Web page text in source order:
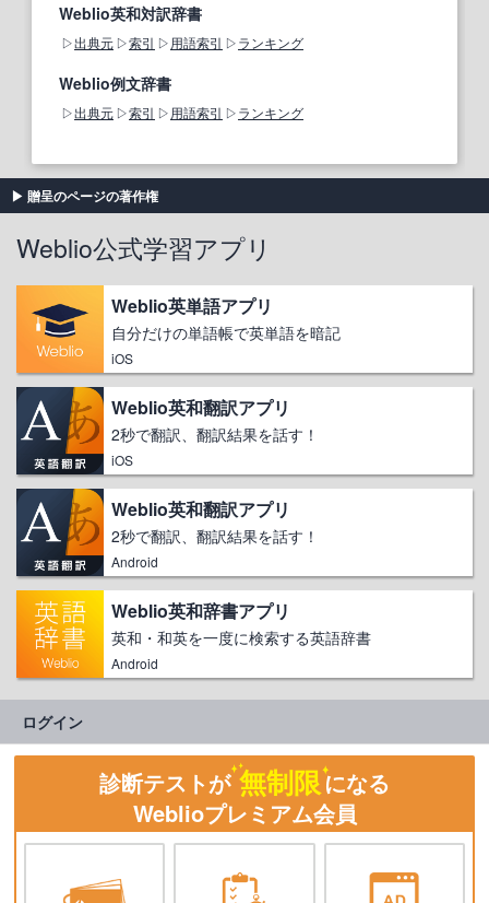
Weblio英和対訳辞書
出典元 索引 用語索引 ランキング
Weblio例文辞書
出典元 索引 用語索引 ランキング
贈呈のページの著作権
Weblio公式学習アプリ
Weblio英単語アプリ
自分だけの単語帳で英単語を暗記
iOS
Weblio英和翻訳アプリ
2秒で翻訳、翻訳結果を話す！
iOS
Weblio英和翻訳アプリ
2秒で翻訳、翻訳結果を話す！
Android
Weblio英和辞書アプリ
英和・和英を一度に検索する英語辞書
Android
ログイン
診断テストが 無制限になる
Weblioプレミアム会員